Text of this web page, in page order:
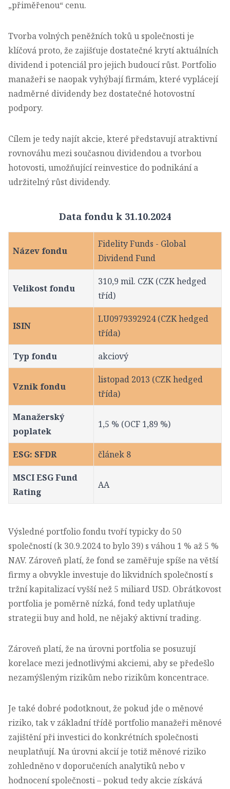
„přiměřenou“ cenu.
Tvorba volných peněžních toků u společnosti je
klíčová proto, že zajišťuje dostatečné krytí aktuálních
dividend i potenciál pro jejich budoucí růst. Portfolio
manažeři se naopak vyhýbají firmám, které vyplácejí
nadměrné dividendy bez dostatečné hotovostní
podpory.
Cílem je tedy najít akcie, které představují atraktivní
rovnováhu mezi současnou dividendou a tvorbou
hotovosti, umožňující reinvestice do podnikání a
udržitelný růst dividendy.
Data fondu k 31.10.2024
Název fondu
Fidelity Funds - Global
Dividend Fund
Velikost fondu
310,9 mil. CZK (CZK hedged
tříd)
ISIN
LU0979392924 (CZK hedged
třída)
Typ fondu akciový
Vznik fondu
listopad 2013 (CZK hedged
třída)
Manažerský
poplatek
1,5 % (OCF 1,89 %)
ESG: SFDR článek 8
MSCI ESG Fund
Rating
AA
Výsledné portfolio fondu tvoří typicky do 50
společností (k 30.9.2024 to bylo 39) s váhou 1 % až 5 %
NAV. Zároveň platí, že fond se zaměřuje spíše na větší
firmy a obvykle investuje do likvidních společností s
tržní kapitalizací vyšší než 5 miliard USD. Obrátkovost
portfolia je poměrně nízká, fond tedy uplatňuje
strategii buy and hold, ne nějaký aktivní trading.
Zároveň platí, že na úrovni portfolia se posuzují
korelace mezi jednotlivými akciemi, aby se předešlo
nezamýšleným rizikům nebo rizikům koncentrace.
Je také dobré podotknout, že pokud jde o měnové
riziko, tak v základní třídě portfolio manažeři měnové
zajištění při investici do konkrétních společnosti
neuplatňují. Na úrovni akcií je totiž měnové riziko
zohledněno v doporučeních analytiků nebo v
hodnocení společnosti – pokud tedy akcie získává